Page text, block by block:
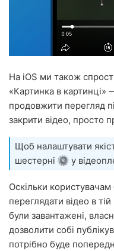
На iOS ми також
«Картинка в картинці»
продовжити перегляд
закрити відео, просто
Щоб налаштувати
шестерні
у
Оскільки
переглядати відео в тій
були завантажені,
дозволити собі
потрібно буде